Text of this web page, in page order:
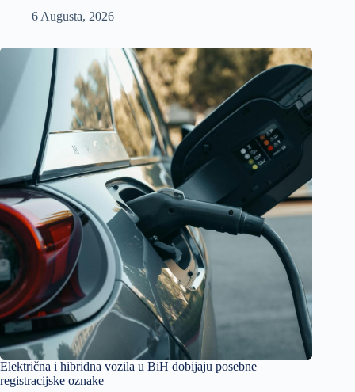
6 Augusta, 2026
Električna i hibridna vozila u BiH dobijaju posebne
registracijske oznake